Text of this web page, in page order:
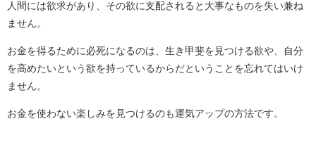
人間には欲求があり、その欲に支配されると大事なものを失い兼ね
ません。
お金を得るために必死になるのは、生き甲斐を見つける欲や、自分
を高めたいという欲を持っているからだということを忘れてはいけ
ません。
お金を使わない楽しみを見つけるのも運気アップの方法です。